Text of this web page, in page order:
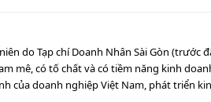
do Tạp chí Doanh Nhân Sài Gòn (trước
mê, có tố chất và có tiềm năng kinh
của doanh nghiệp Việt Nam, phát triển